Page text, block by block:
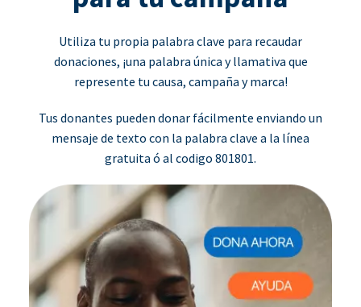
Utiliza tu propia palabra clave para recaudar
donaciones, ¡una palabra única y llamativa que
represente tu causa, campaña y marca!
Tus donantes pueden donar fácilmente enviando un
mensaje de texto con la palabra clave a la línea
gratuita ó al codigo 801801.